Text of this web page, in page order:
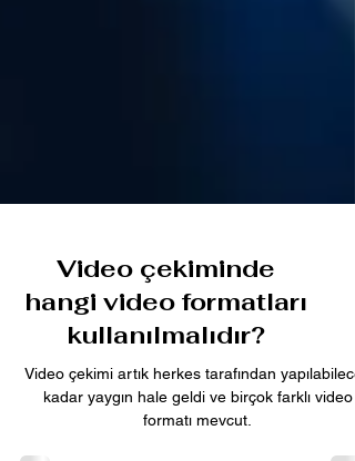
Video çekiminde
hangi video formatları
kullanılmalıdır?